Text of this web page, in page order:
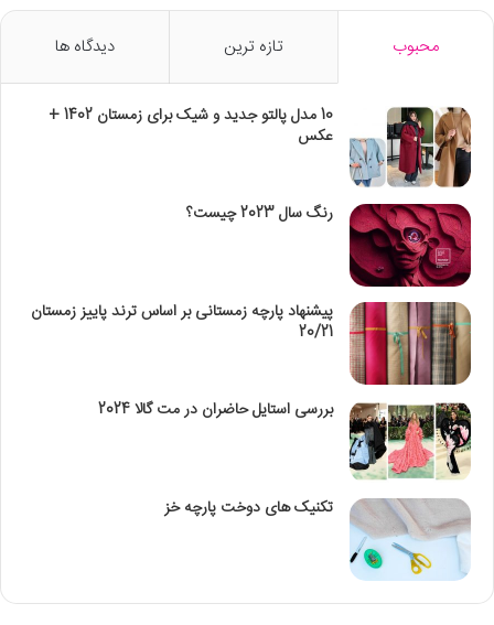
محبوب تازه ترین دیدگاه ها
10 مدل پالتو جدید و شیک برای زمستان 1402 +
عکس
رنگ سال 2023 چیست؟
پیشنهاد پارچه زمستانی بر اساس ترند پاییز زمستان
20/21
بررسی استایل حاضران در مت گالا 2024
تکنیک‌ های دوخت پارچه خز